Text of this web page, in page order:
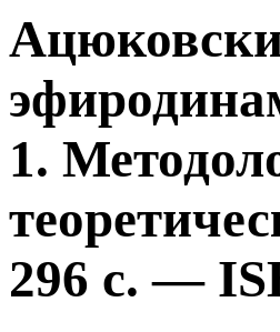
1.
296 с. —